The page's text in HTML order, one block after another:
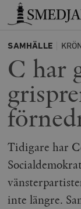
Timbro
SAMHÄLLE
C har
Tidigare har
inte längre.